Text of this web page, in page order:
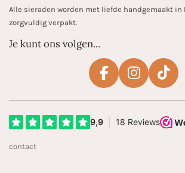
Alle sieraden worden met liefde handgemaakt in
zorgvuldig verpakt.
Je kunt ons volgen...
F
e
I
t
T
T
contact